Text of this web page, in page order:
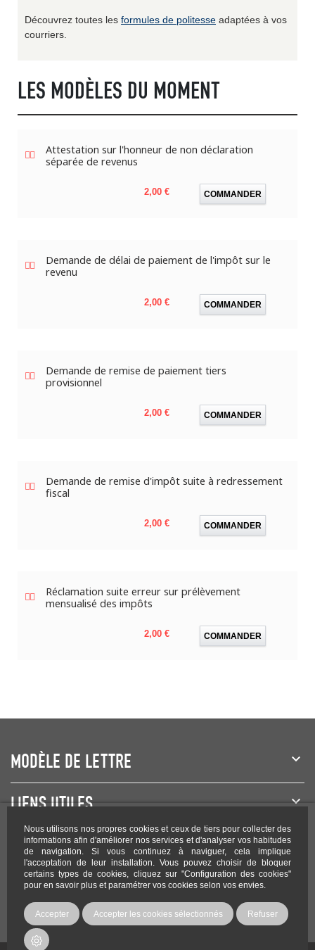
Nous utilisons nos propres cookies et ceux de tiers pour collecter des
informations afin d'améliorer nos services et d'analyser vos habitudes
de navigation. Si vous continuez à naviguer, cela implique
l'acceptation de leur installation. Vous pouvez choisir de bloquer
certains types de cookies, cliquez sur "Configuration des cookies"
pour en savoir plus et paramétrer vos cookies selon vos envies.
Accepter Accepter les cookies sélectionnés Refuser
Découvrez toutes les formules de politesse adaptées à vos
courriers.
LES MODÈLES DU MOMENT
Attestation sur l'honneur de non déclaration
séparée de revenus
Prix
2,00 € COMMANDER
Demande de délai de paiement de l'impôt sur le
revenu
Prix
2,00 € COMMANDER
Demande de remise de paiement tiers
provisionnel
Prix
2,00 € COMMANDER
Demande de remise d'impôt suite à redressement
fiscal
Prix
2,00 € COMMANDER
Réclamation suite erreur sur prélèvement
mensualisé des impôts
Prix
2,00 € COMMANDER
MODÈLE DE LETTRE
LIENS UTILES
NEWSLETTER